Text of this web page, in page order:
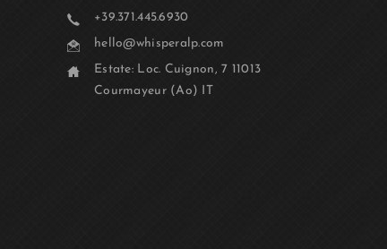
+39.371.445.6930
hello@whisperalp.com
Estate: Loc. Cuignon, 7 11013
Courmayeur (Ao) IT